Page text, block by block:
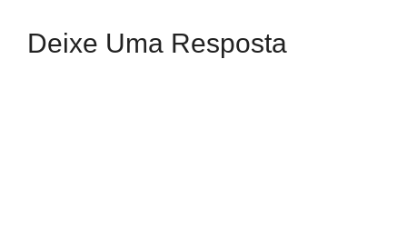
Deixe Uma Resposta